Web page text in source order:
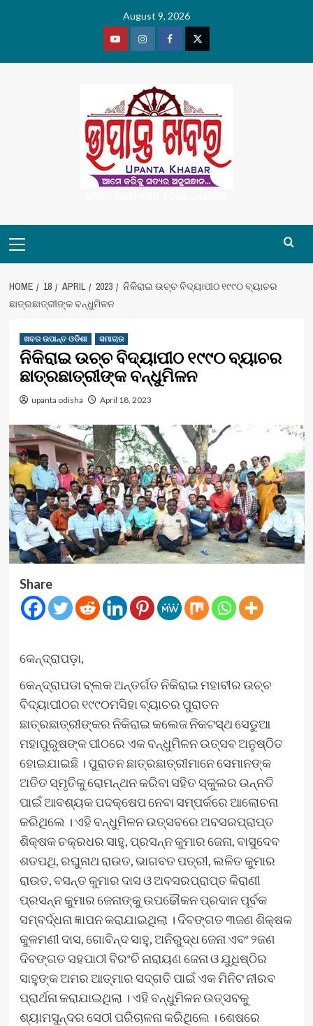
August 9, 2026
YoutubeVimeoFacebookTwitter
Menu
HOME 18 APRIL 2023
ନିକିରାଇ ଉଚ୍ଚ ବିଦ୍ୟାପୀଠ ୧୯୯୦ ବ୍ୟାଚର
ଛାତ୍ରଛାତ୍ରୀଙ୍କ ବନ୍ଧୁମିଳନ
ଖବର ଉପାନ୍ତ ଓଡିଶା ସମାଚାର
ନିକିରାଇ ଉଚ୍ଚ ବିଦ୍ୟାପୀଠ ୧୯୯୦ ବ୍ୟାଚର
ଛାତ୍ରଛାତ୍ରୀଙ୍କ ବନ୍ଧୁମିଳନ
upanta odisha April 18, 2023
Share
କେନ୍ଦ୍ରାପଡ଼ା,
କେନ୍ଦ୍ରାପଡା ବ୍ଲକ ଅନ୍ତର୍ଗତ ନିକିରାଇ ମହାବୀର ଉଚ୍ଚ
ବିଦ୍ୟାପୀଠର ୧୯୯୦ମସିହା ବ୍ୟାଚର ପୁରାତନ
ଛାତ୍ରଛାତ୍ରୀଙ୍କର ନିକିରାଇ କଲେଜ ନିକଟସ୍ଥ ସେଡୁଆ
ମହାପୁରୁଷଙ୍କ ପୀଠରେ ଏକ ବନ୍ଧୁମିଳନ ଉତ୍ସବ ଅନୁଷ୍ଠିତ
ହୋଇଯାଇଛି । ପୁରାତନ ଛାତ୍ରଛାତ୍ରୀମାନେ ସେମାନଙ୍କ
ଅତିତ ସ୍ମୃତିକୁ ରୋମନ୍ଥନ କରିବା ସହିତ ସ୍କୁଲର ଉନ୍ନତି
ପାଇଁ ଆବଶ୍ୟକ ପଦକ୍ଷେପ ନେବା ସମ୍ପର୍କରେ ଆଲୋଚନା
କରିଥିଲେ । ଏହି ବନ୍ଧୁମିଳନ ଉତ୍ସବରେ ଅବସରପ୍ରାପ୍ତ
ଶିକ୍ଷକ ଚକ୍ରଧର ସାହୁ, ପ୍ରସନ୍ନ କୁମାର ଜେନା, ବାସୁଦେବ
ଶତପଥି, ରଘୁନାଥ ରାଉତ, ଭାଗବତ ପତ୍ରୀ, ଲଳିତ କୁମାର
ରାଉତ, ବସନ୍ତ କୁମାର ଦାସ ଓ ଅବସରପ୍ରାପ୍ତ କିରାଣୀ
ପ୍ରସନ୍ନ କୁମାର ଜେନାଙ୍କୁ ଉପଢୌକନ ପ୍ରଦାନ ପୂର୍ବକ
ସମ୍ବର୍ଦ୍ଧନା ଜ୍ଞାପନ କରାଯାଇଥିଲା । ଦିବଙ୍ଗତ ୩ଜଣ ଶିକ୍ଷକ
କୁଳମଣୀ ଦାସ, ଗୋବିନ୍ଦ ସାହୁ, ଅନିରୁଦ୍ଧ ଜେନା ଏବଂ ୨ଜଣ
ଦିବଙ୍ଗତ ସହପାଠୀ ବିରଂଚି ନାରାୟଣ ଜେନା ଓ ଯୁଧିଷ୍ଠିର
ସାହୁଙ୍କ ଅମର ଆତ୍ମାର ସଦ୍ଗତି ପାଇଁ ଏକ ମିନିଟ ନୀରବ
ପ୍ରାର୍ଥନା କରାଯାଇଥିଲା । ଏହି ବନ୍ଧୁମିଳନ ଉତ୍ସବକୁ
ଶ୍ୟାମସୁନ୍ଦର ସେଠୀ ପରିଚାଳନା କରିଥିଲେ । ଶେଷରେ